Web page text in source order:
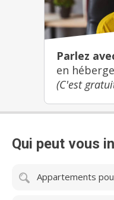
Parlez
en
(C'est
Qui peut vous
Appartements